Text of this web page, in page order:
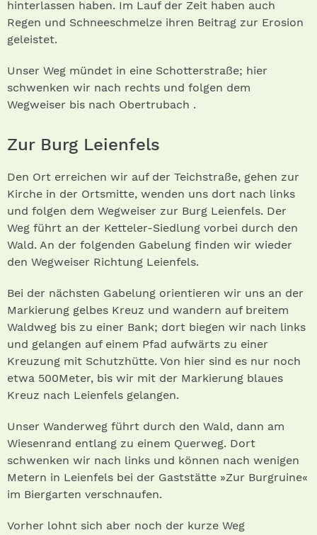
hinterlassen haben. Im Lauf der Zeit haben auch
Regen und Schneeschmelze ihren Beitrag zur Erosion
geleistet.
Unser Weg mündet in eine Schotterstraße; hier
schwenken wir nach rechts und folgen dem
Wegweiser bis nach Obertrubach .
Zur Burg Leienfels
Den Ort erreichen wir auf der Teichstraße, gehen zur
Kirche in der Ortsmitte, wenden uns dort nach links
und folgen dem Wegweiser zur Burg Leienfels. Der
Weg führt an der Ketteler-Siedlung vorbei durch den
Wald. An der folgenden Gabelung finden wir wieder
den Wegweiser Richtung Leienfels.
Bei der nächsten Gabelung orientieren wir uns an der
Markierung gelbes Kreuz und wandern auf breitem
Waldweg bis zu einer Bank; dort biegen wir nach links
und gelangen auf einem Pfad aufwärts zu einer
Kreuzung mit Schutzhütte. Von hier sind es nur noch
etwa 500Meter, bis wir mit der Markierung blaues
Kreuz nach Leienfels gelangen.
Unser Wanderweg führt durch den Wald, dann am
Wiesenrand entlang zu einem Querweg. Dort
schwenken wir nach links und können nach wenigen
Metern in Leienfels bei der Gaststätte »Zur Burgruine«
im Biergarten verschnaufen.
Vorher lohnt sich aber noch der kurze Weg